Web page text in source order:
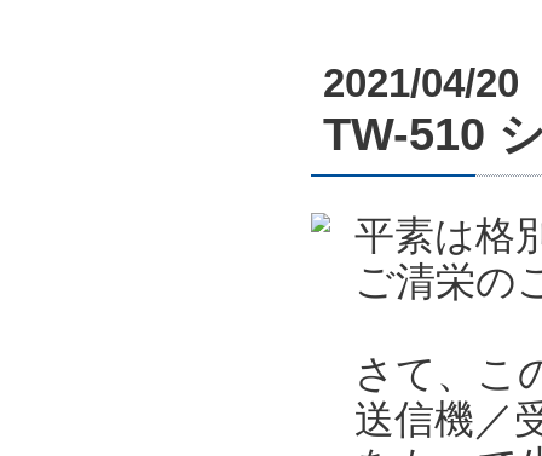
2021/04/20
TW-510
平素は格
ご清栄の
さて、こ
送信機／